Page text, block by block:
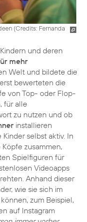
(Credits: Fernanda
und deren
mehr
Welt und bildete die
bewerteten die
von Top- oder Flop-
für alle
zu nutzen und ob
installieren
selbst aktiv. In
zusammen,
Spielfiguren für
Videoapps
Anhand dieser
wie sie sich im
zum Beispiel,
auf Instagram